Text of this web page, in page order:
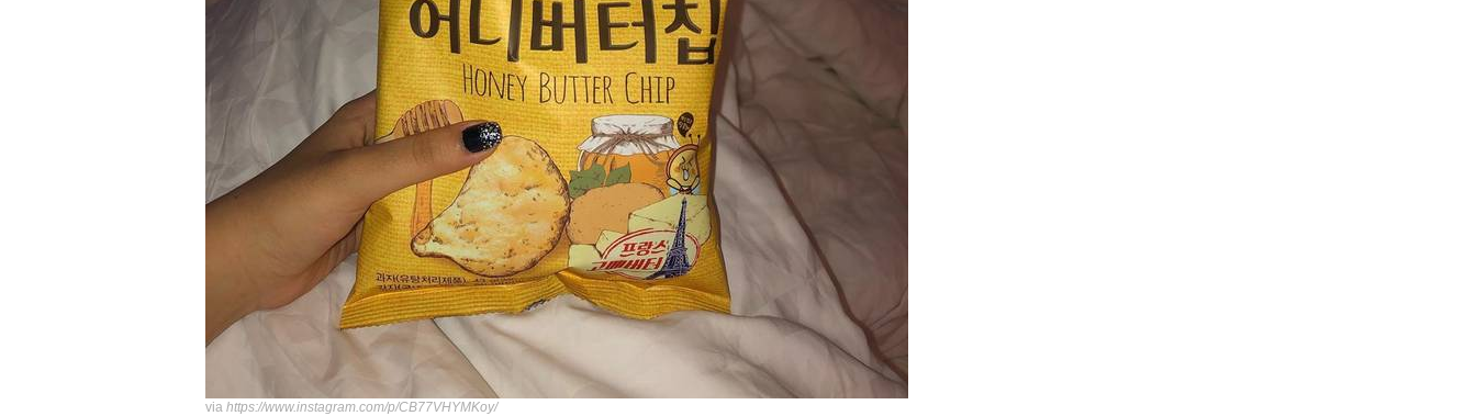
via https://www.instagram.com/p/CB77VHYMKoy/